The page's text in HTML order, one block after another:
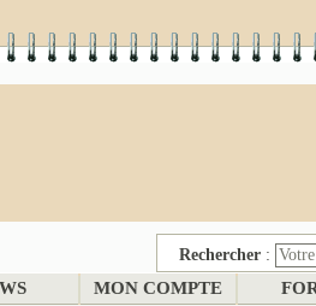
Rechercher :
MON COMPTE